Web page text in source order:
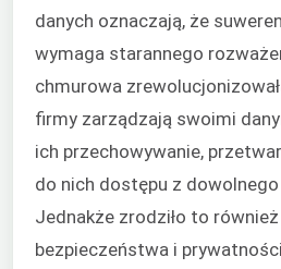
danych oznaczają, że
wymaga starannego
chmurowa
firmy zarządzają swoimi
ich przechowywanie,
do nich dostępu z
Jednakże zrodziło to
bezpieczeństwa i